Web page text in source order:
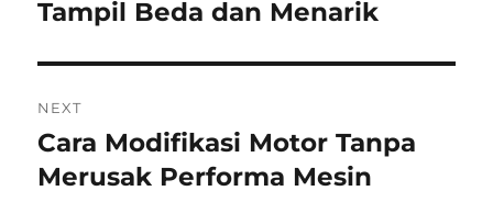
post:
Tampil Beda dan Menarik
NEXT
Next
post:
Cara Modifikasi Motor Tanpa
Merusak Performa Mesin